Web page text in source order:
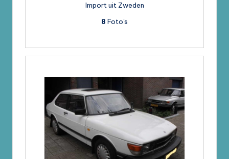
Import uit Zweden
8 Foto's